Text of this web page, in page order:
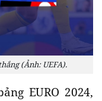
(Ảnh: UEFA).
EURO 2024,